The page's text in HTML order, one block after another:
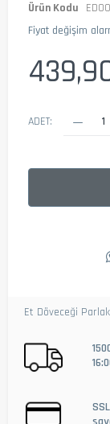
Ürün Kodu
Fiyat değişim
ADET:
Et Döveceği Parlak